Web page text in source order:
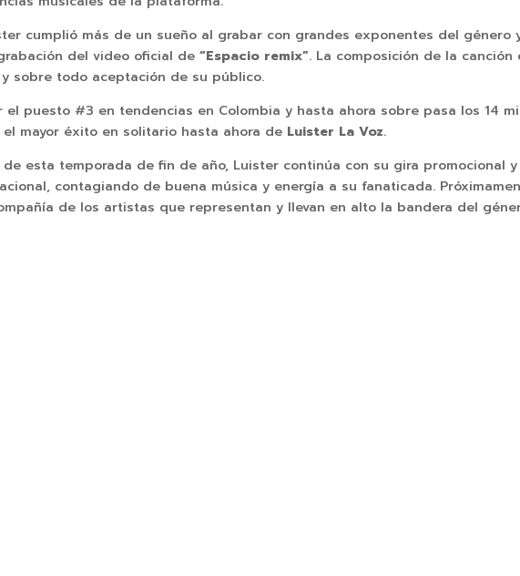
cumplió más de un sueño al grabar con grandes exponentes del género
del video oficial de“Espacio remix”. La composición de la
sobre todo aceptación de su público.
puesto #3 en tendencias en Colombia y hasta ahora sobre pasa los 14
mayor éxito en solitario hasta ahora de Luister La Voz.
esta temporada de fin de año, Luister continúa con su gira promocional
contagiando de buena música y energía a su fanaticada.
de los artistas que representan y llevan en alto la bandera del